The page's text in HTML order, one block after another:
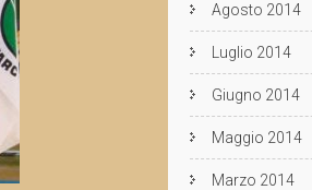
Agosto 2014
Luglio 2014
Giugno 2014
Maggio 2014
Marzo 2014